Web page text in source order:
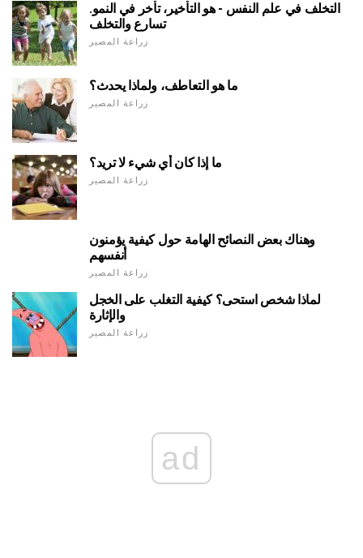
التخلف في علم النفس - هو التأخير، تأخر في النمو.
تسارع والتخلف
زراعة المصير
ما هو التعاطف، ولماذا يحدث؟
زراعة المصير
ما إذا كان أي شيء لا تريد؟
زراعة المصير
وهناك بعض النصائح الهامة حول كيفية يؤمنون
أنفسهم
زراعة المصير
لماذا شخص استحى؟ كيفية التغلب على الخجل
والإثارة
زراعة المصير
ad